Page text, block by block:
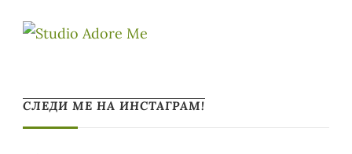
СЛЕДИ МЕ НА ИНСТАГРАМ!